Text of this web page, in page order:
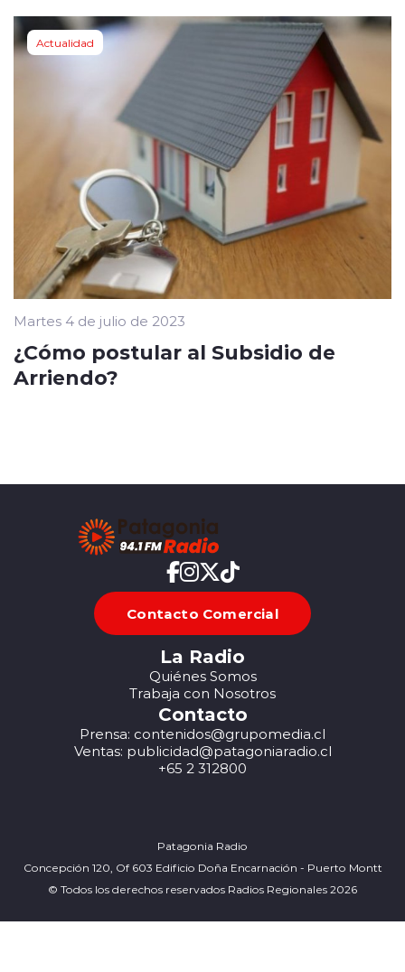
Actualidad
Martes 4 de julio de 2023
¿Cómo postular al Subsidio de
Arriendo?
Contacto Comercial
La Radio
Quiénes Somos
Trabaja con Nosotros
Contacto
Prensa: contenidos@grupomedia.cl
Ventas: publicidad@patagoniaradio.cl
+65 2 312800
Patagonia Radio
Concepción 120, Of 603 Edificio Doña Encarnación - Puerto Montt
© Todos los derechos reservados Radios Regionales 2026